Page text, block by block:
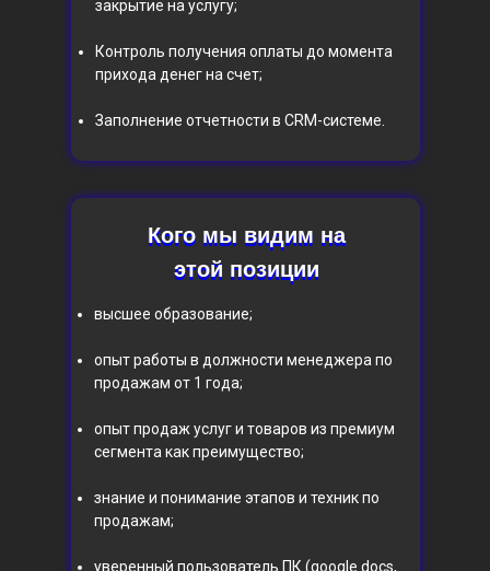
Кого мы видим на
этой позиции
Кого мы видим на
этой позиции
закрытие на услугу;
Контроль получения оплаты до момента
прихода денег на счет;
Заполнение отчетности в CRM-системе.
высшее образование;
опыт работы в должности менеджера по
продажам от 1 года;
опыт продаж услуг и товаров из премиум
сегмента как преимущество;
знание и понимание этапов и техник по
продажам;
уверенный пользователь ПК (google docs,